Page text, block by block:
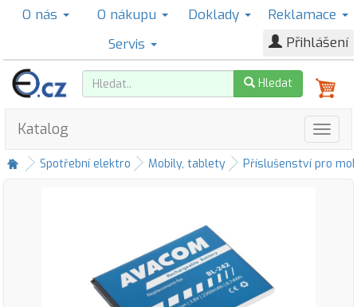
O nás O nákupu Doklady
Reklamace
Servis
Přihlášení
Hledat
Katalog
Spotřební elektro Mobily, tablety Příslušenství pro